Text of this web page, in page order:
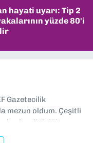
hayati uyarı: Tip 2
yüzde 80'i
Gazetecilik
mezun oldum. Çeşitli
editörlük,